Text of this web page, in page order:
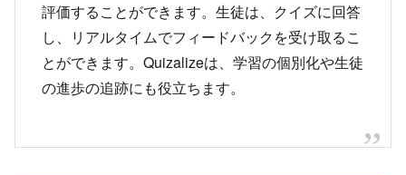
評価することができます。生徒は、クイズに回答
し、リアルタイムでフィードバックを受け取るこ
とができます。Quizalizeは、学習の個別化や生徒
の進歩の追跡にも役立ちます。